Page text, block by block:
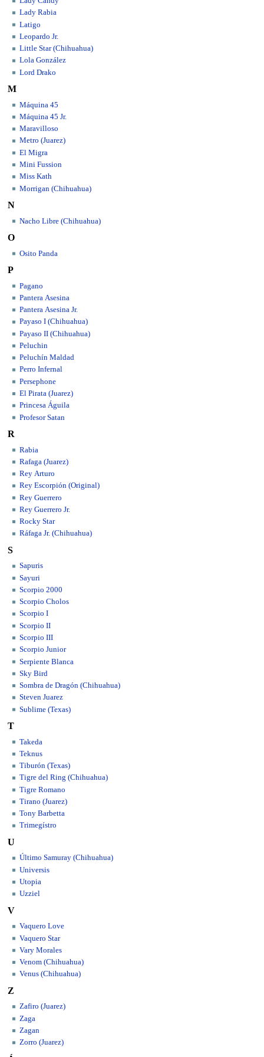
Lady Rabia
Latigo
Leopardo Jr.
Little Star (Chihuahua)
Lola González
Lord Drako
M
Máquina 45
Máquina 45 Jr.
Maravilloso
Metro (Juarez)
El Migra
Mini Fussion
Miss Kath
Morrigan (Chihuahua)
N
Nacho Libre (Chihuahua)
O
Osito Panda
P
Pagano
Pantera Asesina
Pantera Asesina Jr.
Payaso I (Chihuahua)
Payaso II (Chihuahua)
Peluchin
Peluchín Maldad
Perro Infernal
Persephone
El Pirata (Juarez)
Princesa Águila
Profesor Satan
R
Rabia
Rafaga (Juarez)
Rey Arturo
Rey Escorpión (Original)
Rey Guerrero
Rey Guerrero Jr.
Rocky Star
Ráfaga Jr. (Chihuahua)
S
Sapuris
Sayuri
Scorpio 2000
Scorpio Cholos
Scorpio I
Scorpio II
Scorpio III
Scorpio Junior
Serpiente Blanca
Sky Bird
Sombra de Dragón (Chihuahua)
Steven Juarez
Sublime (Texas)
T
Takeda
Teknus
Tiburón (Texas)
Tigre del Ring (Chihuahua)
Tigre Romano
Tirano (Juarez)
Tony Barbetta
Trimegístro
U
Último Samuray (Chihuahua)
Universis
Utopia
Uzziel
V
Vaquero Love
Vaquero Star
Vary Morales
Venom (Chihuahua)
Venus (Chihuahua)
Z
Zafiro (Juarez)
Zaga
Zagan
Zorro (Juarez)